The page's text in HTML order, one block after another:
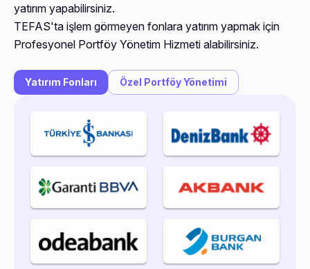
yatırım yapabilirsiniz.
TEFAS'ta işlem görmeyen fonlara yatırım yapmak için
Profesyonel Portföy Yönetim Hizmeti alabilirsiniz.
Yatırım Fonları Özel Portföy Yönetimi